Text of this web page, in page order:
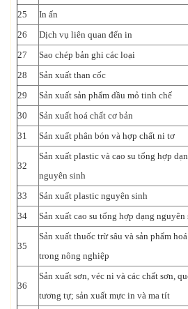
25 In ấn
26
Dịch vụ liên quan đến in
27
Sao chép bản ghi các loại
28
Sản xuất than cốc
29
Sản xuất sản phẩm dầu mỏ tinh chế
30
Sản xuất hoá chất cơ bản
31
Sản xuất phân bón và hợp chất ni tơ
32
Sản xuất plastic và cao su tổng hợp
nguyên sinh
33 Sản xuất plastic nguyên sinh
34
Sản xuất cao su tổng hợp dạng nguyên
35
Sản xuất thuốc trừ sâu và sản phẩm
trong nông nghiệp
36
Sản xuất sơn, véc ni và các chất sơn,
tương tự; sản xuất mực in và ma tít